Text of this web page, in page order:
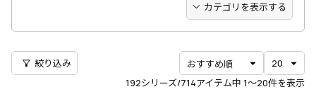
192シリーズ/714アイテム中 1〜20件を表示
filter_alt 絞り込み
カテゴリを表示する